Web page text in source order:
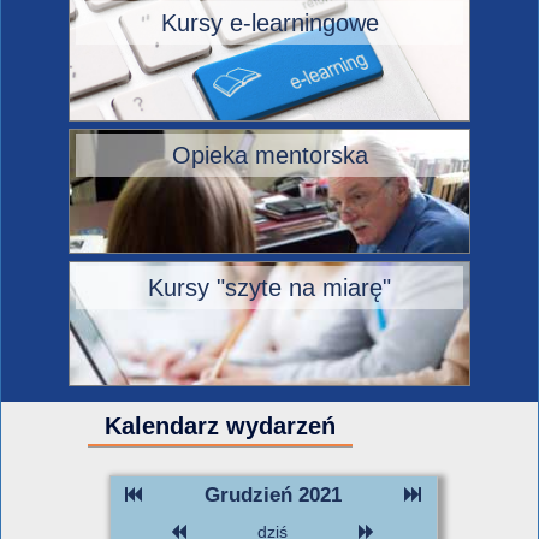
Kursy e-learningowe
Opieka mentorska
Kursy "szyte na miarę"
Kalendarz wydarzeń
Grudzień 2021
dziś